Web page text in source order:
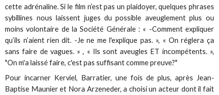
cette adrénaline. Si le film n’est pas un plaidoyer, quelques phrases
sybillines nous laissent juges du possible aveuglement plus ou
moins volontaire de la Société Générale : « -Comment expliquer
qu’ils n’aient rien dit. -Je ne me l'explique pas. », « On réglera ça
sans faire de vagues. » , « Ils sont aveugles ET incompétents. »,
"On m'a laissé faire, c'est pas suffisant comme preuve?"
Pour incarner Kerviel, Barratier, une fois de plus, après Jean-
Baptise Maunier et Nora Arzeneder, a choisi un acteur dont il fait